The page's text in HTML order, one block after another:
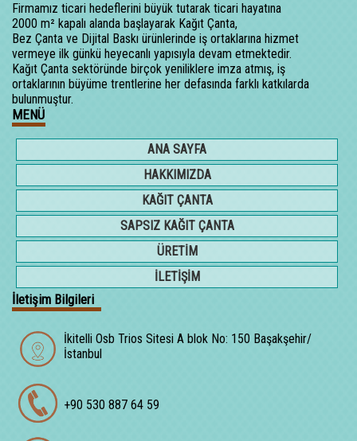
Firmamız ticari hedeflerini büyük tutarak ticari hayatına
2000 m² kapalı alanda başlayarak Kağıt Çanta,
Bez Çanta ve Dijital Baskı ürünlerinde iş ortaklarına hizmet
vermeye ilk günkü heyecanlı yapısıyla devam etmektedir.
Kağıt Çanta sektöründe birçok yeniliklere imza atmış, iş
ortaklarının büyüme trentlerine her defasında farklı katkılarda
bulunmuştur.
MENÜ
ANA SAYFA
HAKKIMIZDA
KAĞIT ÇANTA
SAPSIZ KAĞIT ÇANTA
ÜRETİM
İLETİŞİM
İletişim Bilgileri
İkitelli Osb Trios Sitesi A blok No: 150 Başakşehir/
İstanbul
+90 530 887 64 59